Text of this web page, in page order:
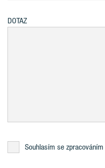
DOTAZ
Souhlasím se zpracováním